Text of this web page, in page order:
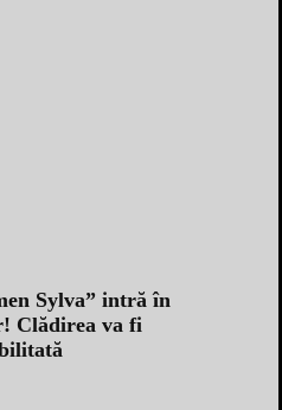
Sylva” intră în
Clădirea va fi